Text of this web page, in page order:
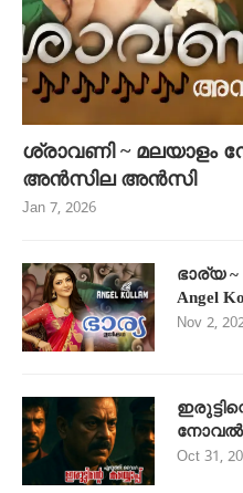
ശ്രാവണി ~
അൻസില അൻസി
Jan 7, 2026
ഭാര്യ
Angel
Nov 2,
Oct 31,